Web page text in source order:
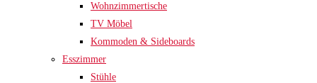
Wohnzimmertische
TV Möbel
Kommoden & Sideboards
Esszimmer
Stühle